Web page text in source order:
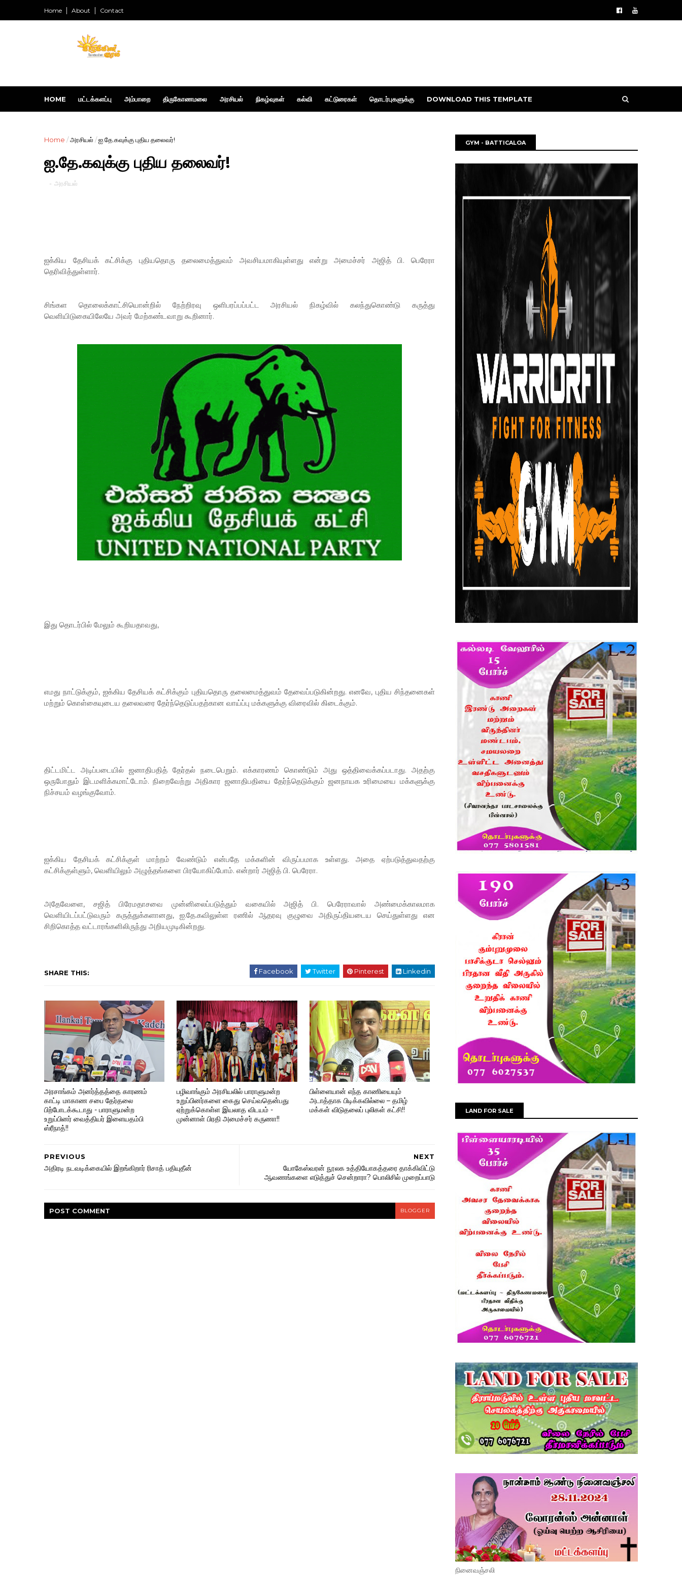
Home About Contact
HOME மட்டக்களப்பு அம்பாறை திருகோணமலை அரசியல் நிகழ்வுகள் கல்வி கட்டுரைகள் தொடர்புகளுக்கு DOWNLOAD THIS TEMPLATE
Home /அரசியல் /ஐ.தே.கவுக்கு புதிய தலைவர்!
ஐ.தே.கவுக்கு புதிய தலைவர்!
- அரசியல்
ஐக்கிய தேசியக் கட்சிக்கு புதியதொரு தலைமைத்துவம் அவசியமாகியுள்ளது என்று அமைச்சர் அஜித் பி. பெரேரா
தெரிவித்துள்ளார்.
சிங்கள தொலைக்காட்சியொன்றில் நேற்றிரவு ஒளிபரப்பப்பட்ட அரசியல் நிகழ்வில் கலந்துகொண்டு கருத்து
வெளியிடுகையிலேயே அவர் மேற்கண்டவாறு கூறினார்.
இது தொடர்பில் மேலும் கூறியதாவது,
எமது நாட்டுக்கும், ஐக்கிய தேசியக் கட்சிக்கும் புதியதொரு தலைமைத்துவம் தேவைப்படுகின்றது. எனவே, புதிய சிந்தனைகள்
மற்றும் கொள்கையுடைய தலைவரை தேர்ந்தெடுப்பதற்கான வாய்ப்பு மக்களுக்கு விரைவில் கிடைக்கும்.
திட்டமிட்ட அடிப்படையில் ஜனாதிபதித் தேர்தல் நடைபெறும். எக்காரணம் கொண்டும் அது ஒத்திவைக்கப்படாது. அதற்கு
ஒருபோதும் இடமளிக்கமாட்டோம். நிறைவேற்று அதிகார ஜனாதிபதியை தேர்ந்தெடுக்கும் ஜனநாயக உரிமையை மக்களுக்கு
நிச்சயம் வழங்குவோம்.
ஐக்கிய தேசியக் கட்சிக்குள் மாற்றம் வேண்டும் என்பதே மக்களின் விருப்பமாக உள்ளது. அதை ஏற்படுத்துவதற்கு
கட்சிக்குள்ளும், வெளியிலும் அழுத்தங்களை பிரயோகிப்போம். என்றார் அஜித் பி. பெரேரா.
அதேவேளை, சஜித் பிரேமதாசவை முன்னிலைப்படுத்தும் வகையில் அஜித் பி. பெரேராவால் அண்மைக்காலமாக
வெளியிடப்பட்டுவரும் கருத்துக்களானது, ஐ.தே.கவிலுள்ள ரணில் ஆதரவு குழுவை அதிருப்தியடைய செய்துள்ளது என
சிறிகொத்த வட்டாரங்களிலிருந்து அறியமுடிகின்றது.
SHARE THIS: Facebook Twitter Pinterest Linkedin
அரசாங்கம் அனர்த்தத்தை காரணம்
காட்டி மாகாண சபை தேர்தலை
பிற்போடக்கூடாது - பாராளுமன்ற
உறுப்பினர் வைத்தியர் இளையதம்பி
ஸ்ரீநாத்!!
பழிவாங்கும் அரசியலில் பாராளுமன்ற
உறுப்பினர்களை கைது செய்வதென்பது
ஏற்றுக்கொள்ள இயலாத விடயம் -
முன்னாள் பிரதி அமைச்சர் கருணா!!
பிள்ளையான் எந்த காணியையும்
அடாத்தாக பிடிக்கவில்லை – தமிழ்
மக்கள் விடுதலைப் புலிகள் கட்சி!!
NEXT
யோகேஸ்வரன் நூலக உத்தியோகத்தரை தாக்கிவிட்டு
ஆவணங்களை எடுத்துச் சென்றாரா? பொலிசில் முறைப்பாடு
PREVIOUS
அதிரடி நடவடிக்கையில் இறங்கிறார் ரிசாத் பதியுதீன்
POST COMMENT BLOGGER
GYM - BATTICALOA
LAND FOR SALE
நினைவஞ்சலி